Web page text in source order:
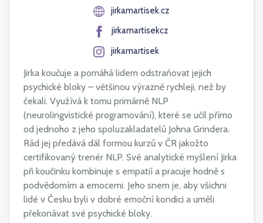
jirkamartisek.cz
jirkamartisekcz
jirkamartisek
Jirka koučuje a pomáhá lidem odstraňovat jejich
psychické bloky – většinou výrazně rychleji, než by
čekali. Využívá k tomu primárně NLP
(neurolingvistické programování), které se učil přímo
od jednoho z jeho spoluzakladatelů Johna Grindera.
Rád jej předává dál formou kurzů v ČR jakožto
certifikovaný trenér NLP. Své analytické myšlení Jirka
při koučinku kombinuje s empatií a pracuje hodně s
podvědomím a emocemi. Jeho snem je, aby všichni
lidé v Česku byli v dobré emoční kondici a uměli
překonávat své psychické bloky.